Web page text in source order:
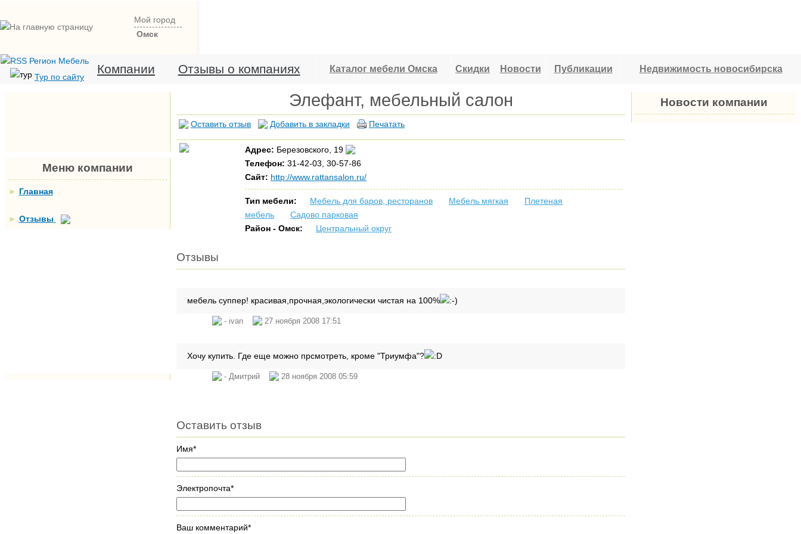
Мой город
Омск
Тур по сайту
Компании Отзывы о компаниях Каталог мебели Омска Скидки Новости Публикации Недвижимость новосибирска
Меню компании
► Главная
► Отзывы
Элефант, мебельный салон
Оставить отзыв Добавить в закладки Печатать
Адрес: Березовского, 19
Телефон: 31-42-03, 30-57-86
Сайт: http://www.rattansalon.ru/
Тип мебели: Мебель для баров, ресторанов Мебель мягкая
Плетеная
мебель
Садово парковая
Район - Омск:
Центральный округ
Отзывы
мебель суппер! красивая,прочная,экологически чистая на 100%
- ivan 27 ноября 2008 17:51
Хочу купить. Где еще можно прсмотреть, кроме "Триумфа"?
- Дмитрий 28 ноября 2008 05:59
Оставить отзыв
Имя*
Электропочта*
Ваш комментарий*
Новости компании